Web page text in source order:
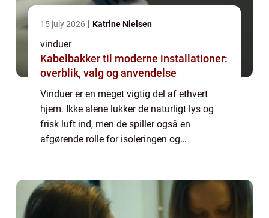
15 july 2026 Katrine Nielsen
vinduer
Kabelbakker til moderne installationer:
overblik, valg og anvendelse
Vinduer er en meget vigtig del af ethvert
hjem. Ikke alene lukker de naturligt lys og
frisk luft ind, men de spiller også en
afgørende rolle for isoleringen og
hel...